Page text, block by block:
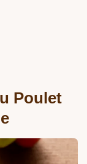
Poulet